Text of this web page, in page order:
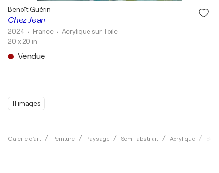
11 images
Galerie d'art Peinture Paysage Semi-abstrait Acrylique
Chez Jean
Benoît Guérin
2024 • France •Acrylique sur Toile
20 x 20 in
Vendue